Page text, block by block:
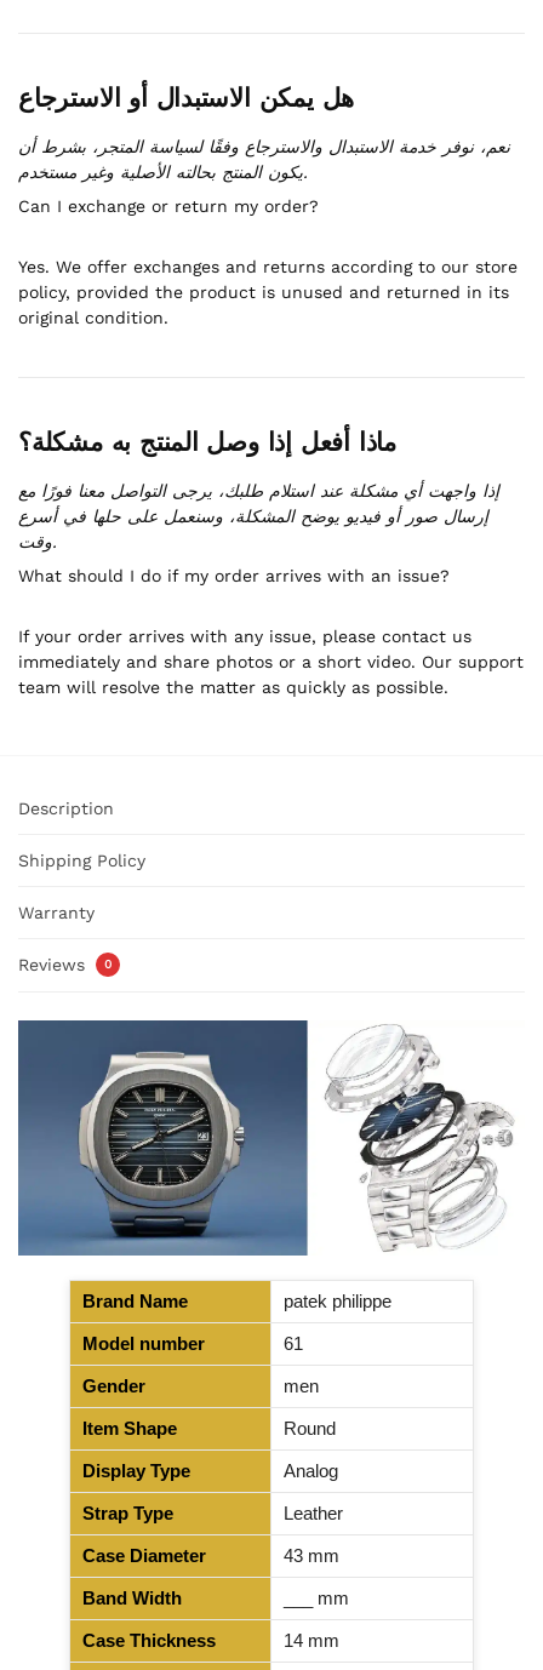
هل يمكن الاستبدال أو الاسترجاع
نعم، نوفر خدمة الاستبدال والاسترجاع وفقًا لسياسة المتجر، بشرط أن
يكون المنتج بحالته الأصلية وغير مستخدم.
Can I exchange or return my order?
Yes. We offer exchanges and returns according to our store
policy, provided the product is unused and returned in its
original condition.
ماذا أفعل إذا وصل المنتج به مشكلة؟
إذا واجهت أي مشكلة عند استلام طلبك، يرجى التواصل معنا فورًا مع
إرسال صور أو فيديو يوضح المشكلة، وسنعمل على حلها في أسرع
وقت.
What should I do if my order arrives with an issue?
If your order arrives with any issue, please contact us
immediately and share photos or a short video. Our support
team will resolve the matter as quickly as possible.
Description
Shipping Policy
Warranty
Reviews 0
Brand Name patek philippe
Model number 61
Gender men
Item Shape Round
Display Type Analog
Strap Type Leather
Case Diameter 43 mm
Band Width ___ mm
Case Thickness 14 mm